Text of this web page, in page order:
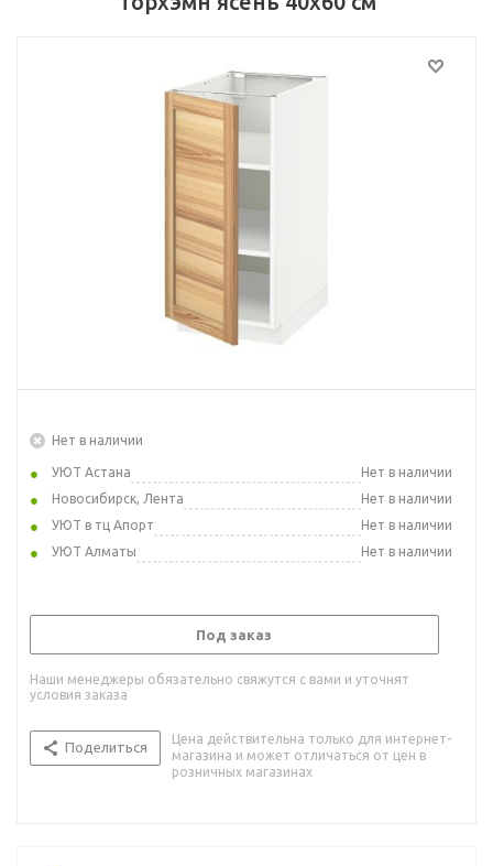
Нет в наличии
УЮТ Астана
Нет в наличии
Новосибирск, Лента
Нет в наличии
УЮТ в тц Апорт
Нет в наличии
УЮТ Алматы
Нет в наличии
Под заказ
Наши менеджеры обязательно свяжутся с вами и уточнят
условия заказа
Поделиться
Цена действительна только для интернет-
магазина и может отличаться от цен в
розничных магазинах